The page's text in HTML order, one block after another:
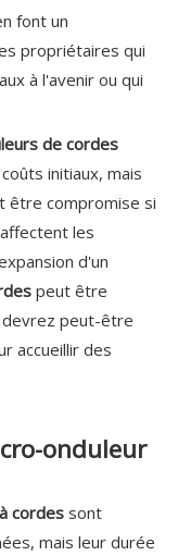
font un
propriétaires qui
à l'avenir ou qui
de cordes
initiaux, mais
être compromise si
les
d'un
peut être
devrez peut-être
accueillir des
onduleur
cordessont
mais leur durée